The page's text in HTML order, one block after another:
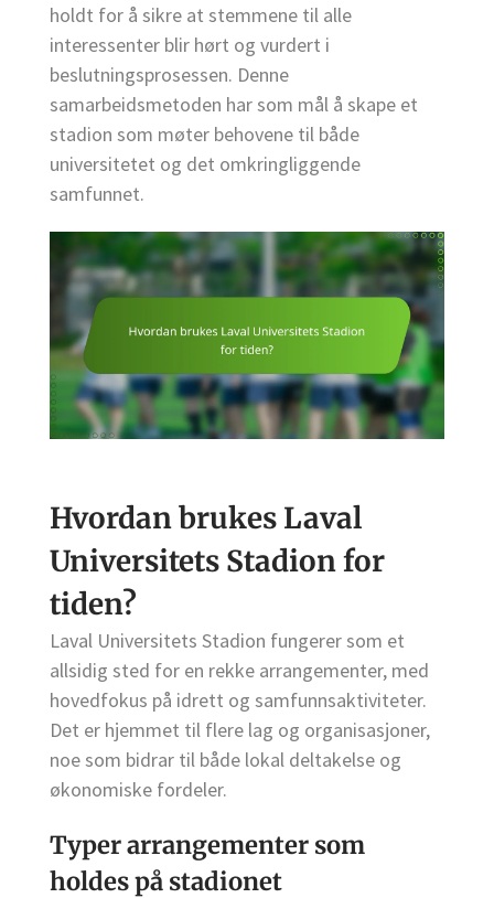
holdt for å sikre at stemmene til alle
interessenter blir hørt og vurdert i
beslutningsprosessen. Denne
samarbeidsmetoden har som mål å skape et
stadion som møter behovene til både
universitetet og det omkringliggende
samfunnet.
Hvordan brukes Laval
Universitets Stadion for
tiden?
Laval Universitets Stadion fungerer som et
allsidig sted for en rekke arrangementer, med
hovedfokus på idrett og samfunnsaktiviteter.
Det er hjemmet til flere lag og organisasjoner,
noe som bidrar til både lokal deltakelse og
økonomiske fordeler.
Typer arrangementer som
holdes på stadionet